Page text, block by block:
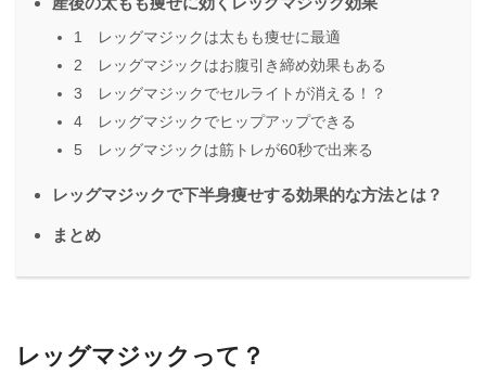
1 レッグマジックは太もも痩せに最適
2 レッグマジックはお腹引き締め効果もある
3 レッグマジックでセルライトが消える！？
4 レッグマジックでヒップアップできる
5 レッグマジックは筋トレが60秒で出来る
レッグマジックで下半身痩せする効果的な方法とは？
まとめ
レッグマジックって？